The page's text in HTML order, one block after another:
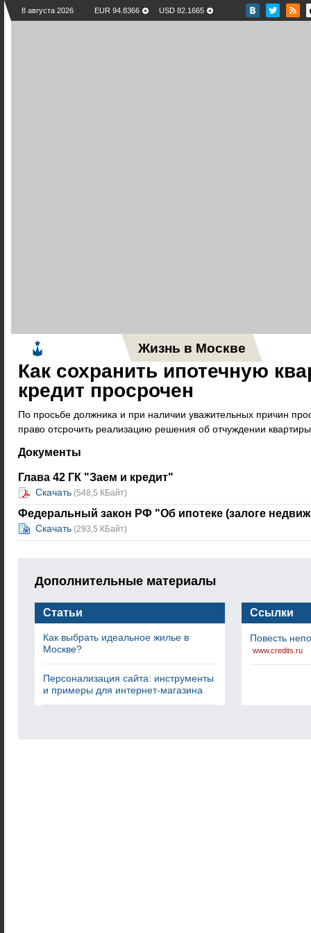
8 августа 2026 EUR 94.8366 USD 82.1665
Жизнь в Москве
Как сохранить ипотечную
кредит просрочен
По просьбе должника и при наличии уважительных причин
право отсрочить реализацию решения об отчуждении
Документы
Глава 42 ГК "Заем и кредит"
Скачать (548,5 КБайт)
Федеральный закон РФ "Об ипотеке (залоге
Скачать (293,5 КБайт)
Дополнительные материалы
Статьи
Как выбрать идеальное жилье в
Москве?
Персонализация сайта: инструменты
и примеры для интернет-магазина
Ссылки
Повесть
www.credits.ru